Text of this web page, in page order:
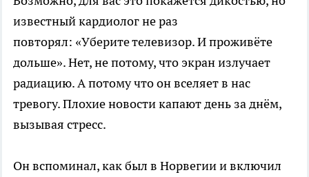
известный кардиолог не раз
повторял: «Уберите телевизор. И проживёте
дольше». Нет, не потому, что экран излучает
радиацию. А потому что он вселяет в нас
тревогу. Плохие новости капают день за днём,
вызывая стресс.
Он вспоминал, как был в Норвегии и включил